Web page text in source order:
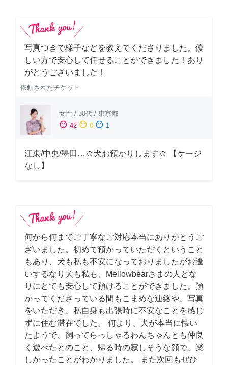
写真つきで様子などを教えてくださりました。優
しい方で安心して任せることができました！あり
がとうございました！
依頼されたチケット
女性 / 30代 / 東京都
sentiment_satisfied 42 sentiment_neutral 0 sentiment_dissatisfied 1
江東/中央/墨田…☺︎犬お預かりします☺︎ 【ケージ
なし】
何から何までご丁寧なご対応本当にありがとうご
ざいました。初めて預かっていただくということ
もあり、犬も私も不安になっておりましたがお逢
いするなり犬も私も、Mellowbearさまの人とな
りにとても安心して預けることができました。預
かってくださっている間もこまめな連絡や、写真
をいただき、私自身も出張時に不安なことを感じ
ずに住む滞在でした。 何より、犬が本当に懐い
たようで、飼ってらっしゃるわんちゃんとも仲良
く遊べたとのこと、帰る時の寂しそうな顔で、楽
しかったことがわかりました。 また次回もぜひ